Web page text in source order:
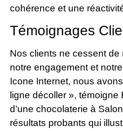
cohérence et une
Témoignages
Nos clients ne cessent
notre engagement et
Icone Internet, nous
ligne décoller », témoigne
d’une chocolaterie à
résultats probants qui